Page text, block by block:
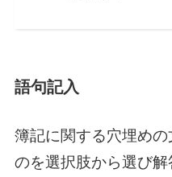
語句記入
簿記に関する穴埋め
のを選択肢から選び解